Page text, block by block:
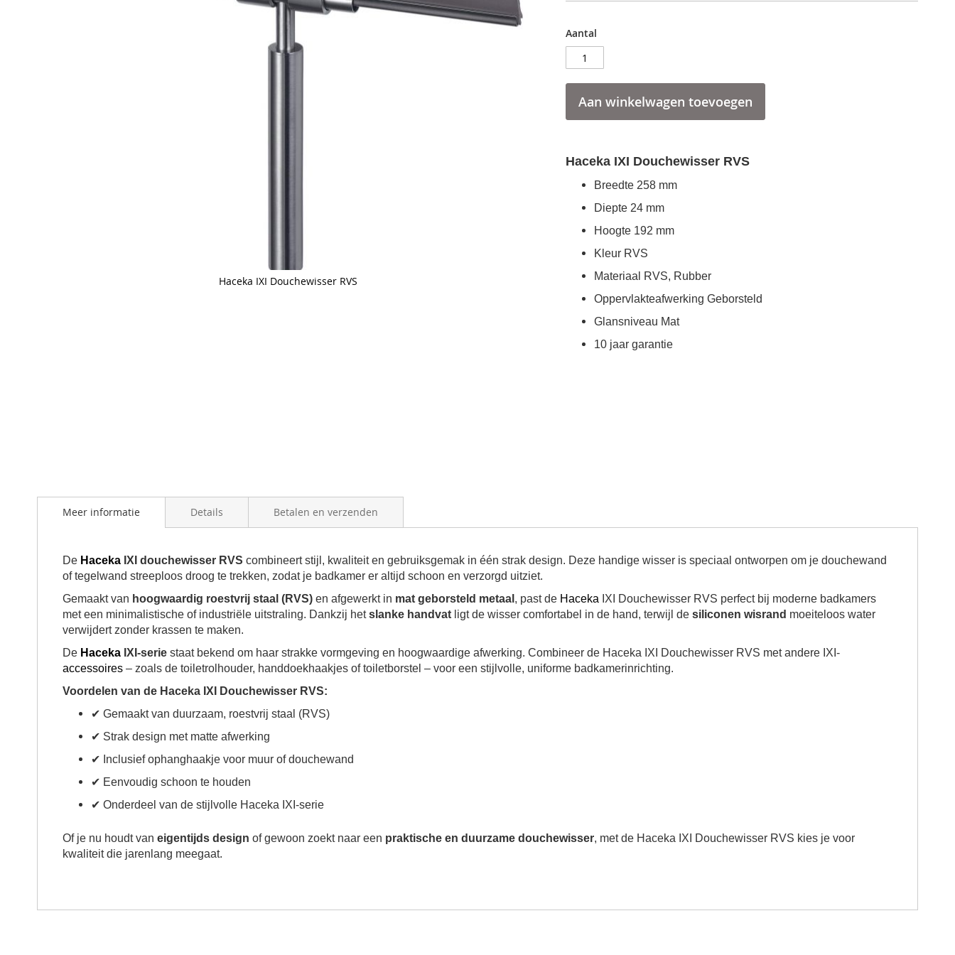
Aantal
Aan winkelwagen toevoegen
Haceka IXI Douchewisser RVS
Breedte 258 mm
Diepte 24 mm
Hoogte 192 mm
Kleur RVS
Materiaal
RVS, Rubber
Oppervlakteafwerking Geborsteld
Glansniveau Mat
10 jaar garantie
Haceka IXI Douchewisser RVS
Meer informatie
De Haceka IXI douchewisser RVS combineert stijl, kwaliteit en gebruiksgemak in één strak design. Deze handige wisser is speciaal ontworpen om je douchewand
of tegelwand streeploos droog te trekken, zodat je badkamer er altijd schoon en verzorgd uitziet.
Gemaakt van hoogwaardig roestvrij staal (RVS) en afgewerkt in mat geborsteld metaal , past de Haceka IXI Douchewisser RVS perfect bij moderne badkamers
met een minimalistische of industriële uitstraling. Dankzij hetslanke handvat ligt de wisser comfortabel in de hand, terwijl de siliconen wisrand moeiteloos water
verwijdert zonder krassen te maken.
De Haceka IXI-serie staat bekend om haar strakke vormgeving en hoogwaardige afwerking. Combineer de Haceka IXI Douchewisser RVS met andere IXI-
accessoires – zoals de toiletrolhouder, handdoekhaakjes of toiletborstel – voor een stijlvolle, uniforme badkamerinrichting.
Voordelen van de Haceka IXI Douchewisser RVS:
✔ Gemaakt van duurzaam, roestvrij staal (RVS)
✔ Strak design met matte afwerking
✔ Inclusief ophanghaakje voor muur of douchewand
✔ Eenvoudig schoon te houden
✔ Onderdeel van de stijlvolle Haceka IXI-serie
Of je nu houdt van eigentijds design of gewoon zoekt naar een praktische en duurzame douchewisser, met de Haceka IXI Douchewisser RVS kies je voor
kwaliteit die jarenlang meegaat.
Details Betalen en verzenden